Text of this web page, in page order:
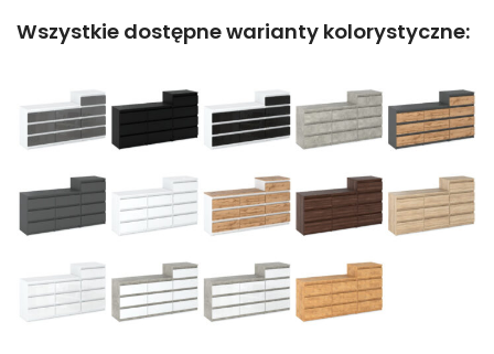
Wszystkie dostępne warianty kolorystyczne: